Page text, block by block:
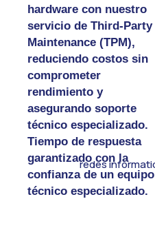
hardware con nuestro
servicio de Third-Party
Maintenance (TPM),
reduciendo costos sin
comprometer
rendimiento y
asegurando soporte
técnico especializado.
Tiempo de respuesta
garantizado con la
confianza de un equipo
técnico especializado.